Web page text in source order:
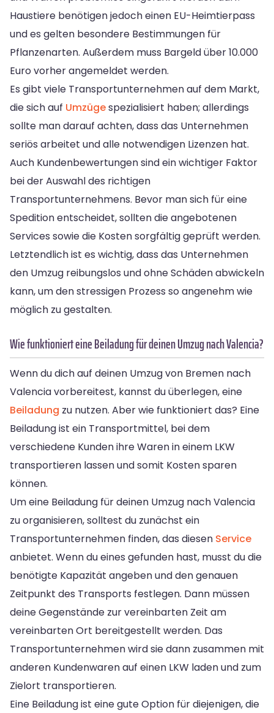
Haustiere benötigen jedoch einen EU-Heimtierpass
und es gelten besondere Bestimmungen für
Pflanzenarten. Außerdem muss Bargeld über 10.000
Euro vorher angemeldet werden.
Es gibt viele Transportunternehmen auf dem Markt,
die sich auf Umzügespezialisiert haben; allerdings
sollte man darauf achten, dass das Unternehmen
seriös arbeitet und alle notwendigen Lizenzen hat.
Auch Kundenbewertungen sind ein wichtiger Faktor
bei der Auswahl des richtigen
Transportunternehmens. Bevor man sich für eine
Spedition entscheidet, sollten die angebotenen
Services sowie die Kosten sorgfältig geprüft werden.
Letztendlich ist es wichtig, dass das Unternehmen
den Umzug reibungslos und ohne Schäden abwickeln
kann, um den stressigen Prozess so angenehm wie
möglich zu gestalten.
Wie funktioniert eine Beiladung für deinen Umzug nach Valencia?
Wenn du dich auf deinen Umzug von Bremen nach
Valencia vorbereitest, kannst du überlegen, eine
Beiladung zu nutzen. Aber wie funktioniert das? Eine
Beiladung ist ein Transportmittel, bei dem
verschiedene Kunden ihre Waren in einem LKW
transportieren lassen und somit Kosten sparen
können.
Um eine Beiladung für deinen Umzug nach Valencia
zu organisieren, solltest du zunächst ein
Transportunternehmen finden, das diesen Service
anbietet. Wenn du eines gefunden hast, musst du die
benötigte Kapazität angeben und den genauen
Zeitpunkt des Transports festlegen. Dann müssen
deine Gegenstände zur vereinbarten Zeit am
vereinbarten Ort bereitgestellt werden. Das
Transportunternehmen wird sie dann zusammen mit
anderen Kundenwaren auf einen LKW laden und zum
Zielort transportieren.
Eine Beiladung ist eine gute Option für diejenigen, die